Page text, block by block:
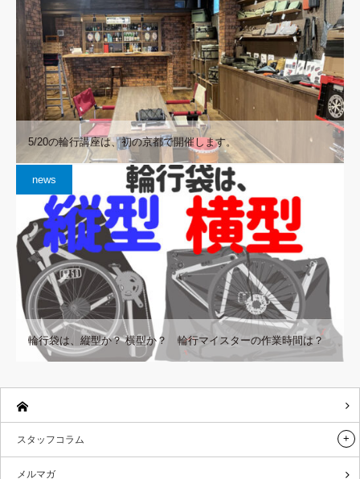
5/20の輪行講座は、初の京都で開催します。
news
輪行袋は、縦型か？ 横型か？ 輪行マイスターの作業時間は？
スタッフコラム
メルマガ